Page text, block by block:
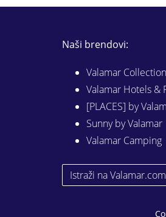
Naši brendovi:
Valamar Collection
Valamar Hotels &
[PLACES] by
Sunny by Valamar
Valamar Camping
Istraži na Valamar.com